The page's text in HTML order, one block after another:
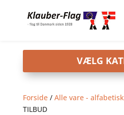
Forside/ Alle vare - alfabetisk
TILBUD